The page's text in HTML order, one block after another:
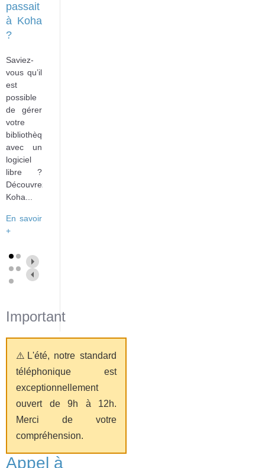
passait
à Koha
?
Saviez-
vous qu’il
est
possible
de gérer
votre
bibliothèque
avec un
logiciel
libre ?
Découvrez
Koha...
En savoir
+
Important
⚠️L'été, notre standard
téléphonique est
exceptionnellement
ouvert de 9h à 12h.
Merci de votre
compréhension.
Appel à